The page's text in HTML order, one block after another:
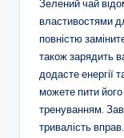
Зелений чай
властивостями
повністю
також зарядить
додасте енергії
можете пити
тренуванням.
тривалість вправ.